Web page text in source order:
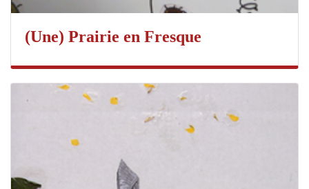
(Une) Prairie en Fresque